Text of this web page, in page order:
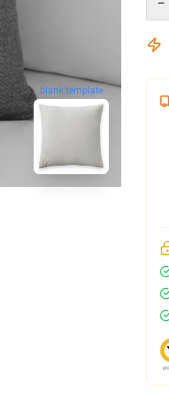
blank template